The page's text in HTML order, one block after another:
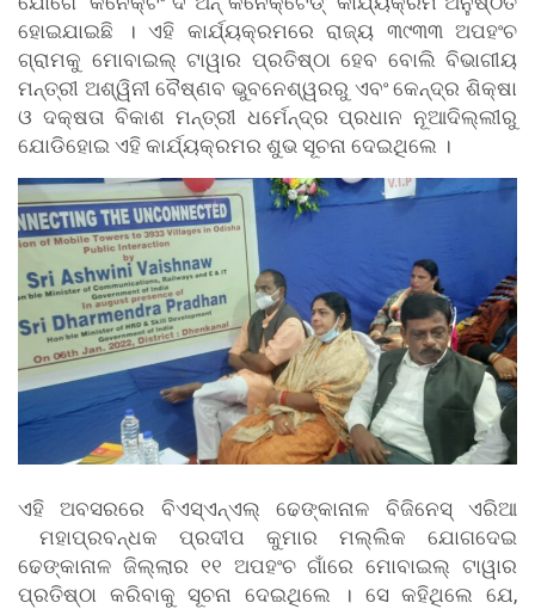
ହୋଇଯାଇଛି । ଏହି କାର୍ଯ୍ୟକ୍ରମରେ ରାଜ୍ୟ ୩୯୩୩ ଅପହଂଚ
ଗ୍ରାମକୁ ମୋବାଇଲ୍ ଟାୱାର ପ୍ରତିଷ୍ଠା ହେବ ବୋଲି ବିଭାଗୀୟ
ମନ୍ତ୍ରୀ ଅଶ୍ୱିନୀ ବୈଷ୍ଣବ ଭୁବନେଶ୍ୱରରୁ ଏବଂ କେନ୍ଦ୍ର ଶିକ୍ଷା
ଓ ଦକ୍ଷତା ବିକାଶ ମନ୍ତ୍ରୀ ଧର୍ମେନ୍ଦ୍ର ପ୍ରଧାନ ନୂଆଦିଲ୍ଲୀରୁ
ଯୋଡିହୋଇ ଏହି କାର୍ଯ୍ୟକ୍ରମର ଶୁଭ ସୂଚନା ଦେଇଥିଲେ ।
ଏହି ଅବସରରେ ବିଏସ୍ଏନ୍ଏଲ୍ ଢେଙ୍କାନାଳ ବିଜିନେସ୍ ଏରିଆ
ମହାପ୍ରବନ୍ଧକ ପ୍ରଦୀପ କୁମାର ମଲ୍ଲିକ ଯୋଗଦେଇ
ଢେଙ୍କାନାଳ ଜିଲ୍ଲାର ୧୧ ଅପହଂଚ ଗାଁରେ ମୋବାଇଲ୍ ଟାୱାର
ପ୍ରତିଷ୍ଠା କରିବାକୁ ସୂଚନା ଦେଇଥିଲେ । ସେ କହିଥିଲେ ଯେ,